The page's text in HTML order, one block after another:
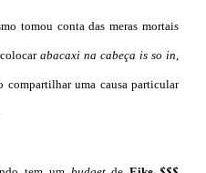
tomou conta das meras mortais
abacaxi na cabeça is so in
uma causa particular